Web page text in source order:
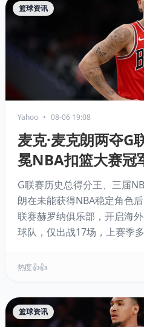
篮球资讯
Yahoo • 08-06 19:08
麦克·麦克朗两夺G
冕NBA扣篮大赛冠
业生涯
G联赛历史总得分王、三届
朗在未能获得NBA稳定角色
联赛赫罗纳俱乐部，开启海
球队，仅出战17场，上赛季
之路仍留未知。
热度 👍👍
篮球资讯